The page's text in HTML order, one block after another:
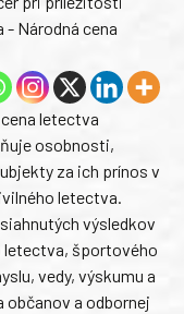
- Národná cena
letectva
osobnosti,
za ich prínos v
letectva.
výsledkov
letectva, športového
vedy, výskumu a
a odbornej